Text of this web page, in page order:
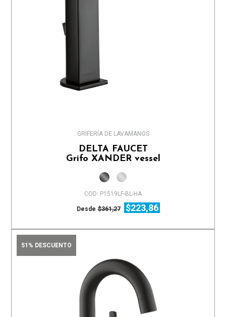
GRIFERÍA DE LAVAMANOS
DELTA FAUCET
Grifo XANDER vessel
COD: P1519LF-BL-HA
Desde $361,27 $223,86
51% DESCUENTO